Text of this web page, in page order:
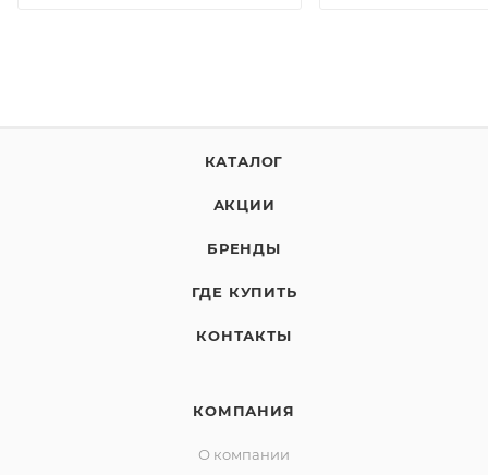
КАТАЛОГ
АКЦИИ
БРЕНДЫ
ГДЕ КУПИТЬ
КОНТАКТЫ
КОМПАНИЯ
О компании